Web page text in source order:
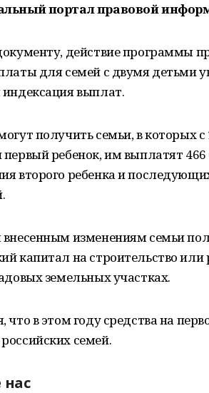
портал правовой
действие программы
для семей с двумя детьми
выплат.
получить семьи, в которых
ребенок, им выплатят
второго ребенка и
изменениям семьи
капитал на строительство
земельных участках.
что в этом году средства на
семей.